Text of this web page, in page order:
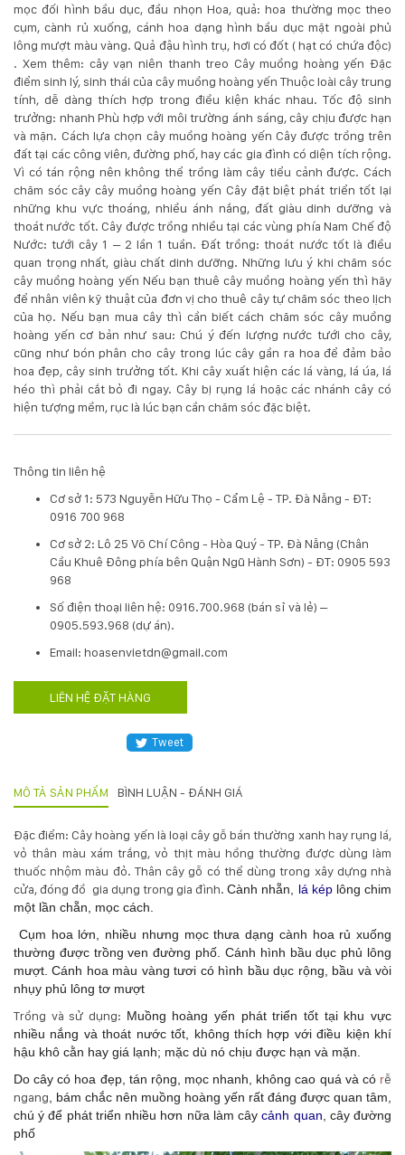
LIÊN
HỆ
Hotline
:
0931.914.968
hoasenvietdn@gmail.com
573
Nguyễn
Hữu
Thọ
-
Nẵng
mọc đối hình bầu dục, đầu nhọn Hoa, quả: hoa thường mọc theo
cụm, cành rủ xuống, cánh hoa dạng hình bầu dục mặt ngoài phủ
lông mượt màu vàng. Quả đậu hình trụ, hơi có đốt ( hạt có chứa độc)
. Xem thêm: cây vạn niên thanh treo Cây muồng hoàng yến Đặc
điểm sinh lý, sinh thái của cây muồng hoàng yến Thuộc loài cây trung
tính, dễ dàng thích hợp trong điều kiện khác nhau. Tốc độ sinh
trưởng: nhanh Phù hợp với môi trường ánh sáng, cây chịu được hạn
và mặn. Cách lựa chọn cây muồng hoàng yến Cây được trồng trên
đất tại các công viên, đường phố, hay các gia đình có diện tích rộng.
Vì có tán rộng nên không thể trồng làm cây tiểu cảnh được. Cách
chăm sóc cây cây muồng hoàng yến Cây đặt biệt phát triển tốt lại
những khu vực thoáng, nhiều ánh nắng, đất giàu dinh dưỡng và
thoát nước tốt. Cây được trồng nhiều tại các vùng phía Nam Chế độ
Nước: tưới cây 1 – 2 lần 1 tuần. Đất trồng: thoát nước tốt là điều
quan trọng nhất, giàu chất dinh dưỡng. Những lưu ý khi chăm sóc
cây muồng hoàng yến Nếu bạn thuê cây muồng hoàng yến thì hãy
để nhân viên kỹ thuật của đơn vị cho thuê cây tự chăm sóc theo lịch
của họ. Nếu bạn mua cây thì cần biết cách chăm sóc cây muồng
hoàng yến cơ bản như sau: Chú ý đến lượng nước tưới cho cây,
cũng như bón phân cho cây trong lúc cây gần ra hoa để đảm bảo
hoa đẹp, cây sinh trưởng tốt. Khi cây xuất hiện các lá vàng, lá úa, lá
héo thì phải cắt bỏ đi ngay. Cây bị rụng lá hoặc các nhánh cây có
hiện tượng mềm, rục là lúc bạn cần chăm sóc đặc biệt.
Thông tin liên hệ
Cơ sở 1: 573 Nguyễn Hữu Thọ - Cẩm Lệ - TP. Đà Nẵng - ĐT:
0916 700 968
Cơ sở 2: Lô 25 Võ Chí Công - Hòa Quý - TP. Đà Nẵng (Chân
Cầu Khuê Đông phía bên Quận Ngũ Hành Sơn) - ĐT: 0905 593
968
​Số điện thoại liên hệ: 0916.700.968 (bán sỉ và lẻ) –
0905.593.968 (dự án).
Email: hoasenvietdn@gmail.com
LIÊN HỆ ĐẶT HÀNG
Tweet
MÔ TẢ SẢN PHẨM BÌNH LUẬN - ĐÁNH GIÁ
Đặc điểm: Cây hoàng yến là loại cây gỗ bán thường xanh hay rụng lá,
vỏ thân màu xám trắng, vỏ thịt màu hồng thường được dùng làm
thuốc nhộm màu đỏ. Thân cây gỗ có thể dùng trong xây dựng nhà
cửa, đóng đồ gia dụng trong gia đình.Cành nhẵn, lá képlông chim
một lần chẵn, mọc cách.
Cụm hoa lớn, nhiều nhưng mọc thưa dạng cành hoa rủ xuống
thường được trồng ven đường phố. Cánh hình bầu dục phủ lông
mượt. Cánh hoa màu vàng tươi có hình bầu dục rộng, bầu và vòi
nhụy phủ lông tơ mượt
Trồng và sử dụng: Muồng hoàng yến phát triển tốt tại khu vực
nhiều nắng và thoát nước tốt, không thích hợp với điều kiện khí
hậu khô cằn hay giá lạnh; mặc dù nó chịu được hạn và mặn.
Do cây có hoa đẹp, tán rộng, mọc nhanh, không cao quá và có rễ
ngang, bám chắc nên muồng hoàng yến rất đáng được quan tâm,
chú ý để phát triển nhiều hơn nữa làm câycảnh quan, cây đường
phố